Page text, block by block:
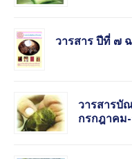
วารสาร ปีที่ ๗
วารสารบั
กรกฎาคม